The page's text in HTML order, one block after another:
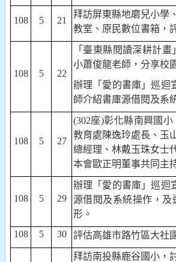
108 5 21
拜訪屏東縣地磨兒小學
教室、原民數位書箱，
108 5 22
「臺東縣閱讀深耕計
小蕭俊龍老師，分享校
辦理「愛的書庫」巡迴
師介紹書庫源借閱及系
108 5 27
(302座)彰化縣南興國
教育處陳逸玲處長、玉
總經理、林戴玉珠女士
本會歐正明董事共同主
108 5 29
辦理「愛的書庫」巡迴
源借閱及系統操作，
形。
108
5 30 評估高雄市路竹區大社
拜訪南投縣鹿谷國小，